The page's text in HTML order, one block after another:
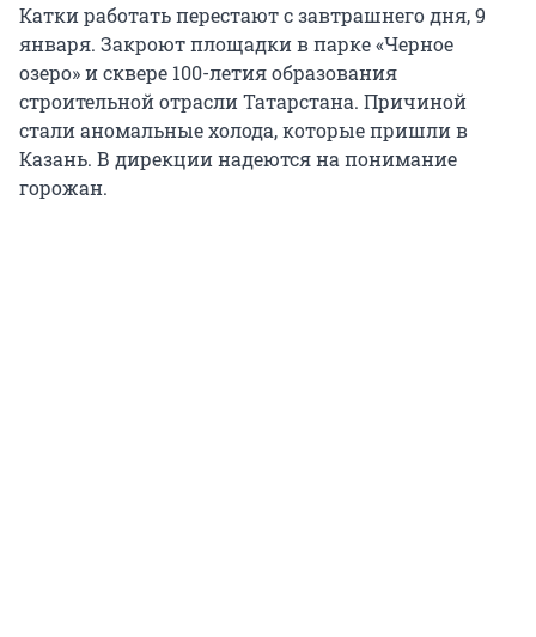
Катки работать перестают с завтрашнего дня, 9
января. Закроют площадки в парке «Черное
озеро» и сквере 100-летия образования
строительной отрасли Татарстана. Причиной
стали аномальные холода, которые пришли в
Казань. В дирекции надеются на понимание
горожан.